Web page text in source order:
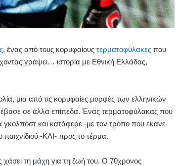
, ένας από τους κορυφαίουςτερματοφύλακες που
γράψει… ιστορία με Εθνική Ελλάδας,
μια από τις κορυφαίες μορφές των ελληνικών
σε άλλα επίπεδα. Ένας τερματοφύλακας που
και κατάφερε -με τον τρόπο που έκανε
-ΚΑΙ- προς το τέρμα.
χάσει τη μάχη για τη ζωή του. Ο 70χρονος